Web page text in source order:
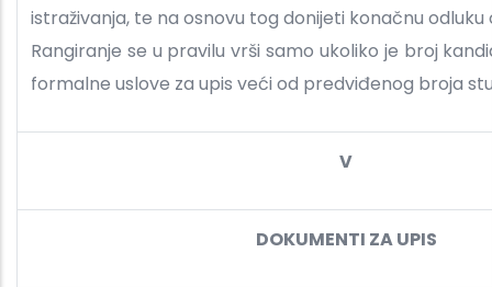
istraživanja, te na osnovu tog donijeti konačnu
Rangiranje se u pravilu vrši samo ukoliko je broj
formalne uslove za upis veći od predviđenog broja
V
DOKUMENTI ZA UPIS